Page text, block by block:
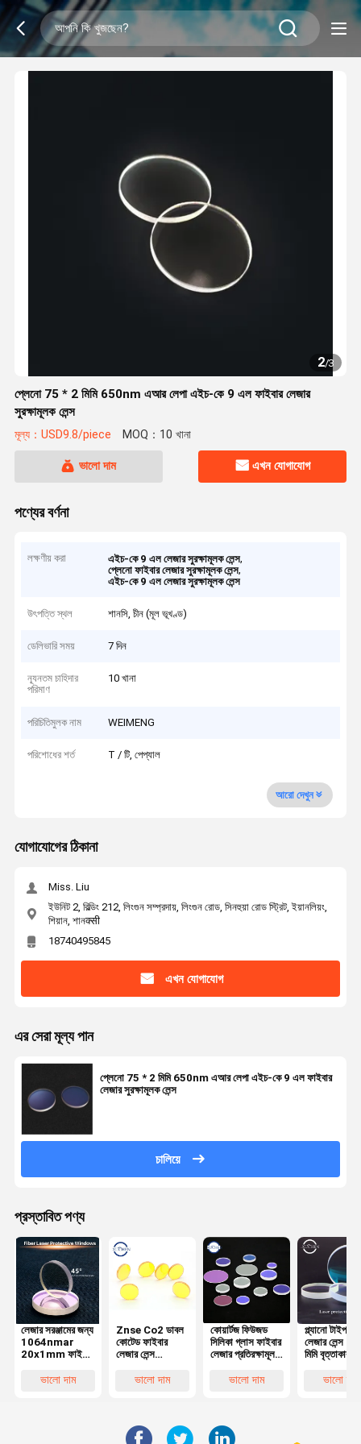
2/3
প্লেনো 75 * 2 মিমি 650nm এআর লেপা এইচ-কে 9 এল ফাইবার লেজার
সুরক্ষামূলক লেন্স
মূল্য：USD9.8/piece MOQ：10 খানা
ভালো দাম এখন যোগাযোগ
পণ্যের বর্ণনা
লক্ষণীয় করা এইচ-কে 9 এল লেজার সুরক্ষামূলক লেন্স,
প্লেনো ফাইবার লেজার সুরক্ষামূলক লেন্স,
এইচ-কে 9 এল লেজার সুরক্ষামূলক লেন্স
উৎপত্তি স্থল শানসি, চীন (মূল ভূখণ্ড)
ডেলিভারি সময় 7 দিন
ন্যূনতম চাহিদার
পরিমাণ
10 খানা
পরিচিতিমুলক নাম WEIMENG
পরিশোধের শর্ত T / টি, পেপ্যাল
আরো দেখুন
যোগাযোগের ঠিকানা
Miss. Liu
ইউনিট 2, বিল্ডিং 212, লিংগুন সম্প্রদায়, লিংগুন রোড, সিনহুয়া রোড স্ট্রিট, ইয়ানলিয়ং,
শিয়ান, শানक्सी
18740495845
এখন যোগাযোগ
এর সেরা মূল্য পান
প্লেনো 75 * 2 মিমি 650nm এআর লেপা এইচ-কে 9 এল ফাইবার
লেজার সুরক্ষামূলক লেন্স
চালিয়ে
প্রস্তাবিত পণ্য
লেজার সরঞ্জামের জন্য
1064nmar
20x1mm ফাইবার
ভালো দাম
Znse Co2 ডাবল
কোটেড ফাইবার
লেজার লেন্স
বৃত্তাকার উইন্ডো
ভালো দাম
কোয়ার্টজ ফিউজড
সিলিকা গ্লাস ফাইবার
লেজার প্রতিরক্ষামূলক
ভালো দাম
প্ল্যানো টাইপ
লেজার লেন্স
মিমি বৃত্তাকার
ভালো দাম